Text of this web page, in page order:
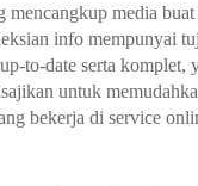
mencangkup media
info mempunyai
to-date serta komplet,
untuk
bekerja di service